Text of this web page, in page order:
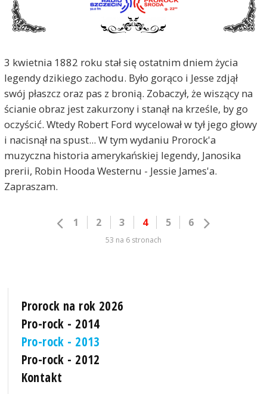
3 kwietnia 1882 roku stał się ostatnim dniem życia
legendy dzikiego zachodu. Było gorąco i Jesse zdjął
swój płaszcz oraz pas z bronią. Zobaczył, że wiszący na
ścianie obraz jest zakurzony i stanął na krześle, by go
oczyścić. Wtedy Robert Ford wycelował w tył jego głowy
i nacisnął na spust... W tym wydaniu Prorock'a
muzyczna historia amerykańskiej legendy, Janosika
prerii, Robin Hooda Westernu - Jessie James'a.
Zapraszam.
1 2 3 4 5 6
53 na 6 stronach
Prorock na rok 2026
Pro-rock - 2014
Pro-rock - 2013
Pro-rock - 2012
Kontakt